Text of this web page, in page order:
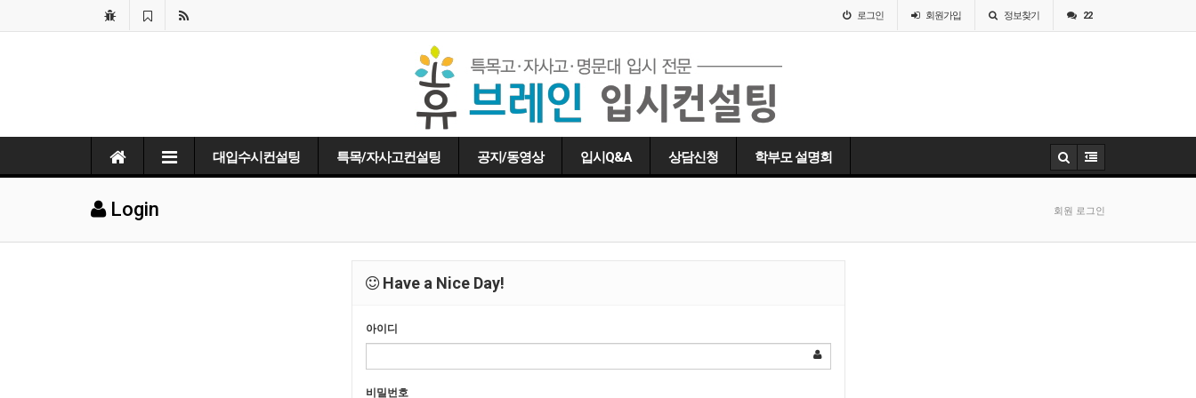
로그인 회원가입 정보찾기 22
대입수시컨설팅 특목/자사고컨설팅 공지/동영상 입시Q&A 상담신청 학부모 설명회
Login 회원 로그인
Have a Nice Day!
아이디
비밀번호